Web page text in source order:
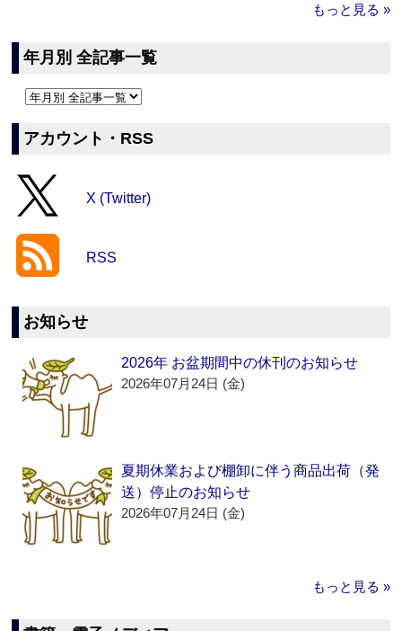
もっと見る »
年月別 全記事一覧
アカウント・RSS
X (Twitter)
RSS
お知らせ
2026年 お盆期間中の休刊のお知らせ
2026年07月24日 (金)
夏期休業および棚卸に伴う商品出荷（発
送）停止のお知らせ
2026年07月24日 (金)
もっと見る »